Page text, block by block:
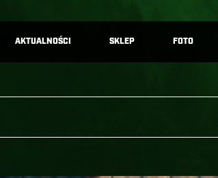
AKTUALNOŚCI SKLEP FOTO